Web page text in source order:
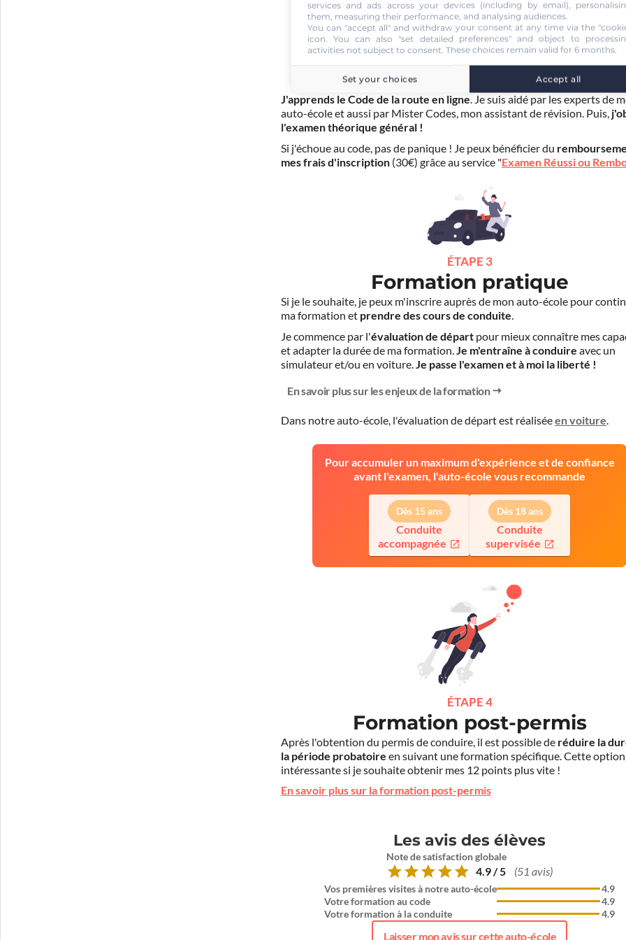
Examen théorique
J'apprends le Code de la route en ligne. Je suis aidé par les experts de
auto-école et aussi par Mister Codes, mon assistant de révision. Puis,
l'examen théorique général !
Si j'échoue au code, pas de panique ! Je peux bénéficier du
mes frais d'inscription (30€) grâce au service "Examen Réussi ou
ÉTAPE 3
Formation pratique
Si je le souhaite, je peux m'inscrire auprès de mon auto-école pour
ma formation et prendre des cours de conduite.
Je commence par l'évaluation de départ pour mieux connaître mes
et adapter la durée de ma formation. Je m'entraîne à conduire avec un
simulateur et/ou en voiture. Je passe l'examen et à moi la liberté !
En savoir plus sur les enjeux de la formation
Dans notre auto-école, l'évaluation de départ est réaliséeen voiture
Pour accumuler un maximum d'expérience et de confiance
avant l'examen, l'auto-école vous recommande
Dès 15 ans
Conduite
accompagnée
Dès 18 ans
Conduite
supervisée
ÉTAPE 4
Formation post-permis
Après l'obtention du permis de conduire, il est possible de réduire la
la période probatoire en suivant une formation spécifique. Cette
intéressante si je souhaite obtenir mes 12 points plus vite !
En savoir plus sur la formation post-permis
Les avis des élèves
Note de satisfaction globale
4.9 / 5 (51 avis)
Vos premières visites à notre auto-école
Votre formation au code
Votre formation à la conduite
4.9
4.9
4.9
Laisser mon avis sur cette auto-école
services and ads across your devices (including by email),
them, measuring their performance, and analysing audiences.
You can "accept all" and withdraw your consent at any time via the
icon . You can also "set detailed preferences" and object to
activities not subject to consent. These choices remain valid for 6 months.
Set your choices Accept all